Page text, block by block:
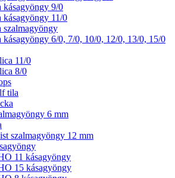
kásagyöngy 9/0
kásagyöngy 11/0
szalmagyöngy
kásagyöngy 6/0, 7/0, 10/0, 12/0, 13/0, 15/0
11/0
8/0
tila
6 mm
szalmagyöngy 12 mm
11 kásagyöngy
15 kásagyöngy